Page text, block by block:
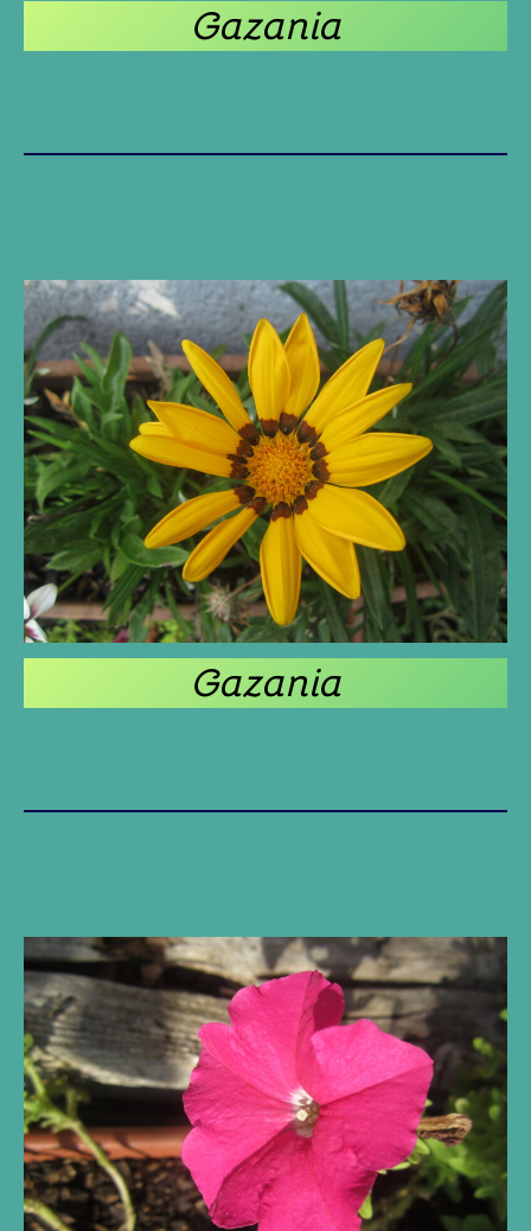
Gazania
Gazania